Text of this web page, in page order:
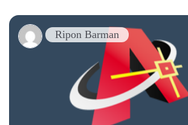
Ripon Barman